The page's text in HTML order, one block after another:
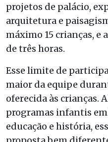
projetos de palácio,
arquitetura e
máximo 15 crianças, e
de três horas.
Esse limite de
maior da equipe
oferecida às crianças.
programas infantis
educação e história,